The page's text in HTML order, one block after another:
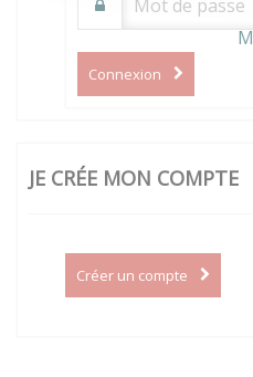
Connexion
JE CRÉE MON COMPTE
Créer un compte